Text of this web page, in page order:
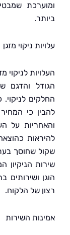
שמבטיחה
ניקוי מזגן
לניקוי מזגן
והדגם של
לניקוי. כשאתם
כי המחיר כולל
על העבודה
כהוצאה כבדה,
שחוסך בעתיד מאחר
הניקיון
ושירותים ברמת
של הלקוח.
השירות